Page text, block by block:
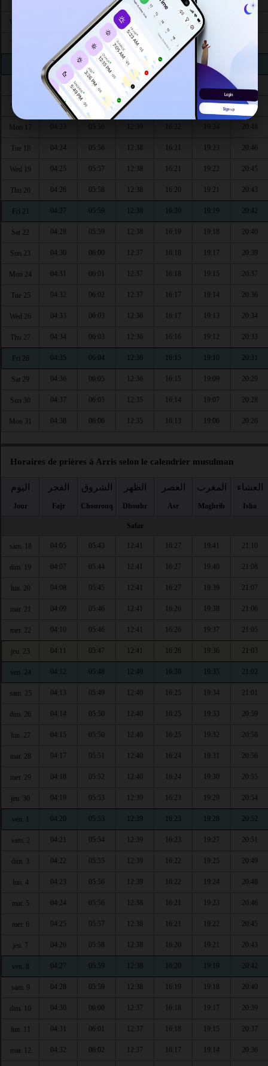
Wed 12 05:52 12:40 19:30
05:53 12:39 16:23 19:29
04:20 05:53 12:39 16:23 19:28
04:21 05:54 12:39
Sun 16 04:22 05:55 12:39 19:25 20:49
Mon 17 04:23 05:56 12:39 16:22 19:24 20:48
Tue 18 04:24 05:56 12:38 16:21 19:23 20:46
Wed 19 04:25 05:57 12:38 16:21 19:22 20:45
Thu 20 04:26 05:58 12:38 16:20 19:21 20:43
Fri 21 04:27 05:59 12:38 16:20 19:19 20:42
Sat 22 04:28 05:59 12:38 16:19 19:18 20:40
Sun 23 04:30 06:00 12:37 16:18 19:17 20:39
Mon 24 04:31 06:01 12:37 16:18 19:15 20:37
Tue 25 04:32 06:02 12:37 16:17 19:14 20:36
Wed 26 04:33 06:03 12:36 16:17 19:13 20:34
Thu 27 04:34 06:03 12:36 16:16 19:12 20:33
Fri 28 04:35 06:04 12:36 16:15 19:10 20:31
Sat 29 04:36 06:05 12:36 16:15 19:09 20:29
Sun 30 04:37 06:05 12:35 16:14 19:07 20:28
Mon 31 04:38 06:06 12:35 16:13 19:06 20:26
Horaires de prières à Arris selon le calendrier musulman
اليوم
Jour
الفجر
Fajr
الشروق
Chourouq
الظهر
Dhouhr
العصر
Asr
المغرب
Maghrib
العشاء
Isha
Safar
sam. 18 04:05 05:43 12:41 16:27 19:41 21:10
dim. 19 04:07 05:44 12:41 16:27 19:40 21:08
lun. 20 04:08 05:45 12:41 16:27 19:39 21:07
mar. 21 04:09 05:46 12:41 16:26 19:38 21:06
mer. 22 04:10 05:46 12:41 16:26 19:37 21:05
jeu. 23 04:11 05:47 12:41 16:26 19:36 21:03
ven. 24 04:12 05:48 12:40 16:26 19:35 21:02
sam. 25 04:13 05:49 12:40 16:25 19:34 21:01
dim. 26 04:14 05:50 12:40 16:25 19:33 20:59
lun. 27 04:15 05:50 12:40 16:25 19:32 20:58
mar. 28 04:17 05:51 12:40 16:24 19:31 20:56
mer. 29 04:18 05:52 12:40 16:24 19:30 20:55
jeu. 30 04:19 05:53 12:39 16:23 19:29 20:54
ven. 1 04:20 05:53 12:39 16:23 19:28 20:52
sam. 2 04:21 05:54 12:39 16:23 19:27 20:51
dim. 3 04:22 05:55 12:39 16:22 19:25 20:49
lun. 4 04:23 05:56 12:39 16:22 19:24 20:48
mar. 5 04:24 05:56 12:38 16:21 19:23 20:46
mer. 6 04:25 05:57 12:38 16:21 19:22 20:45
jeu. 7 04:26 05:58 12:38 16:20 19:21 20:43
ven. 8 04:27 05:59 12:38 16:20 19:19 20:42
sam. 9 04:28 05:59 12:38 16:19 19:18 20:40
dim. 10 04:30 06:00 12:37 16:18 19:17 20:39
lun. 11 04:31 06:01 12:37 16:18 19:15 20:37
mar. 12 04:32 06:02 12:37 16:17 19:14 20:36